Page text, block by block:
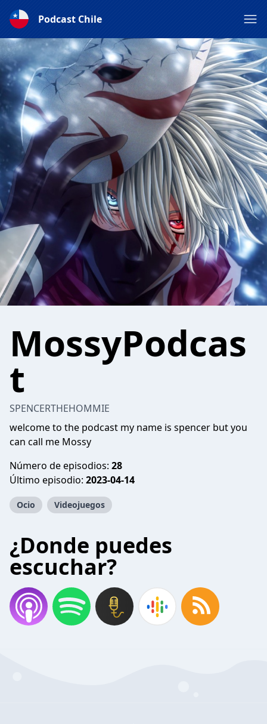
Podcast Chile
MossyPodcas
t
SPENCERTHEHOMMIE
welcome to the podcast my name is spencer but you
can call me Mossy
Número de episodios: 28
Último episodio: 2023-04-14
Ocio Videojuegos
¿Donde puedes
escuchar?